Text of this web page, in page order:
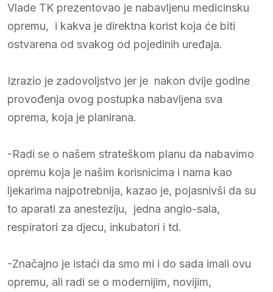
Vlade TK prezentovao je nabavljenu medicinsku
opremu, i kakva je direktna korist koja će biti
ostvarena od svakog od pojedinih uređaja.
Izrazio je zadovoljstvo jer je nakon dvije godine
provođenja ovog postupka nabavljena sva
oprema, koja je planirana.
-Radi se o našem strateškom planu da nabavimo
opremu koja je našim korisnicima i nama kao
ljekarima najpotrebnija, kazao je, pojasnivši da su
to aparati za anesteziju, jedna angio-sala,
respiratori za djecu, inkubatori i td.
-Značajno je istaći da smo mi i do sada imali ovu
opremu, ali radi se o modernijim, novijim,